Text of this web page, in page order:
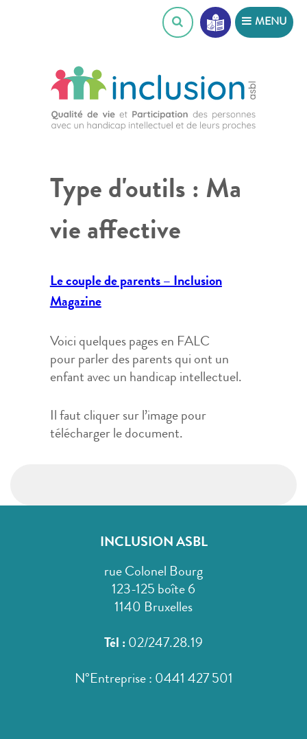
MENU
Type d'outils : Ma
vie affective
Le couple de parents – Inclusion
Magazine
Voici quelques pages en FALC
pour parler des parents qui ont un
enfant avec un handicap intellectuel.
Il faut cliquer sur l’image pour
télécharger le document.
INCLUSION ASBL
rue Colonel Bourg
123-125 boîte 6
1140 Bruxelles
Tél : 02/247.28.19
N°Entreprise : 0441 427 501